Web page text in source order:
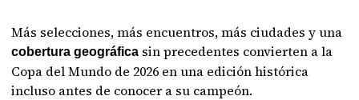
Más selecciones, más encuentros, más ciudades y una
cobertura geográfica sin precedentes convierten a la
Copa del Mundo de 2026 en una edición histórica
incluso antes de conocer a su campeón.